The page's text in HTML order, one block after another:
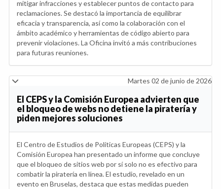
mitigar infracciones y establecer puntos de contacto para
reclamaciones. Se destacó la importancia de equilibrar
eficacia y transparencia, así como la colaboración con el
ámbito académico y herramientas de código abierto para
prevenir violaciones. La Oficina invitó a más contribuciones
para futuras reuniones.
Martes 02 de junio de 2026
El CEPS y la Comisión Europea advierten que
el bloqueo de webs no detiene la piratería y
piden mejores soluciones
El Centro de Estudios de Políticas Europeas (CEPS) y la
Comisión Europea han presentado un informe que concluye
que el bloqueo de sitios web por sí solo no es efectivo para
combatir la piratería en línea. El estudio, revelado en un
evento en Bruselas, destaca que estas medidas pueden